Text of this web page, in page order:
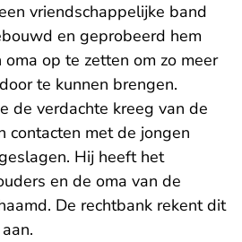
vriendschappelijke band
en geprobeerd hem
op te zetten om zo meer
te kunnen brengen.
de verdachte kreeg van de
contacten met de jongen
Hij heeft het
en de oma van de
De rechtbank rekent dit